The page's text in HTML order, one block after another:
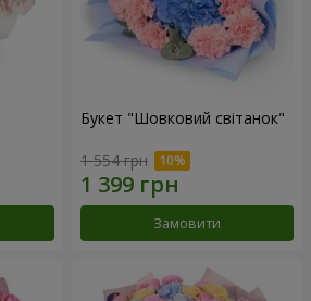
Букет "Шовковий світанок"
1 554 грн
Замовити